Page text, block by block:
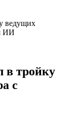
ведущих
ИИ
в тройку
с